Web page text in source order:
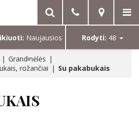
Naujausios Rodyti: 48
Grandinėlės
rožančiai
Su pakabukais